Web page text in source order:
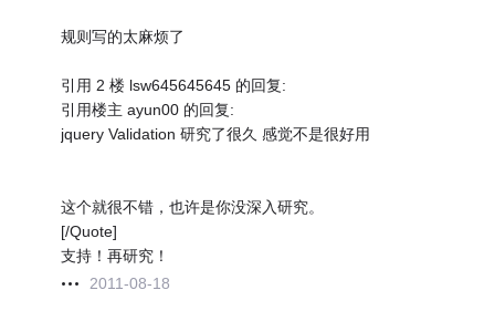
规则写的太麻烦了
引用 2 楼 lsw645645645 的回复:
引用楼主 ayun00 的回复:
jquery Validation 研究了很久 感觉不是很好用
这个就很不错，也许是你没深入研究。
[/Quote]
支持！再研究！
2011-08-18